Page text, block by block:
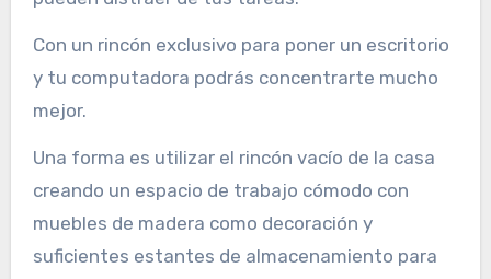
Con un rincón exclusivo para poner un escritorio
y tu computadora podrás concentrarte mucho
mejor.
Una forma es utilizar el rincón vacío de la casa
creando un espacio de trabajo cómodo con
muebles de madera como decoración y
suficientes estantes de almacenamiento para